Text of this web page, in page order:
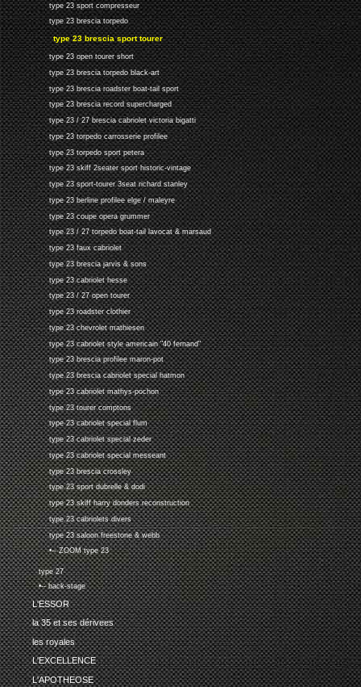
type 23 sport compresseur
type 23 brescia torpedo
type 23 brescia sport tourer
type 23 open tourer short
type 23 brescia torpedo black-art
type 23 brescia roadster boat-tail sport
type 23 brescia record supercharged
type 23 / 27 brescia cabriolet victoria bigatti
type 23 torpedo carrosserie profilee
type 23 torpedo sport petera
type 23 skiff 2seater sport historic-vintage
type 23 sport-tourer 3seat richard stanley
type 23 berline profilee elge / maleyre
type 23 coupe opera grummer
type 23 / 27 torpedo boat-tail lavocat & marsaud
type 23 faux cabriolet
type 23 brescia jarvis & sons
type 23 cabriolet hesse
type 23 / 27 open tourer
type 23 roadster clothier
type 23 chevrolet mathiesen
type 23 cabriolet style americain "40 fernand"
type 23 brescia profilee maron-pot
type 23 brescia cabriolet special hatmon
type 23 cabriolet mathys-pochon
type 23 tourer comptons
type 23 cabriolet special flum
type 23 cabriolet special zeder
type 23 cabriolet special messeant
type 23 brescia crossley
type 23 sport dubrelle & dodi
type 23 skiff harry donders reconstruction
type 23 cabriolets divers
type 23 saloon freestone & webb
•-- ZOOM type 23
type 27
•-- back-stage
L'ESSOR
la 35 et ses dérivees
les royales
L'EXCELLENCE
L'APOTHEOSE